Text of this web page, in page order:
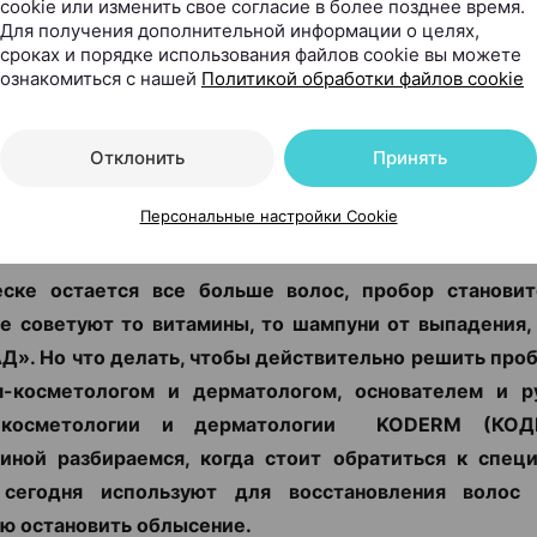
выпадение волос:
нужно обращаться к
остается все больше волос, пробор
советуют то витамины, то шампуни от
Но что делать, чтобы действительно решить
косметологом и дерматологом, основателем и
и дерматологии KODERM
разбираемся, когда стоит обратиться к
используют для восстановления
остановить облысение.
cookie или изменить свое согласие в более позднее время.
Для получения дополнительной информации о целях,
сроках и порядке использования файлов cookie вы можете
ознакомиться с нашей Политикой обработки файлов cookie
Отклонить Принять
Персональные настройки Cookie